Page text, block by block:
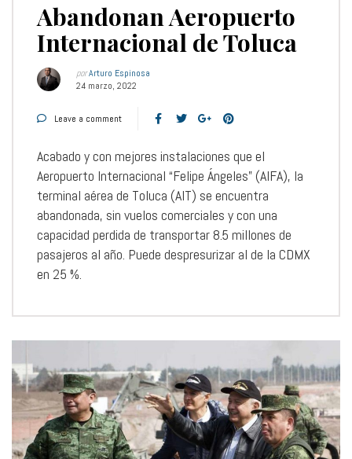
Abandonan Aeropuerto
Internacional de Toluca
porArturo Espinosa
24 marzo, 2022
Leave a comment
Acabado y con mejores instalaciones que el
Aeropuerto Internacional “Felipe Ángeles” (AIFA), la
terminal aérea de Toluca (AIT) se encuentra
abandonada, sin vuelos comerciales y con una
capacidad perdida de transportar 8.5 millones de
pasajeros al año. Puede despresurizar al de la CDMX
en 25 %.